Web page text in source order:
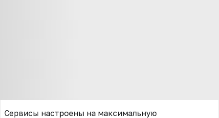
Сервисы настроены на максимальную